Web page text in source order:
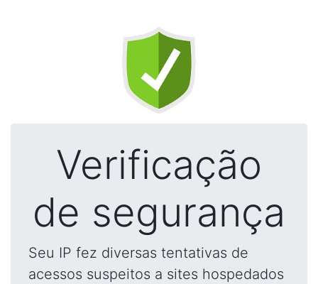
Verificação
de segurança
Seu IP fez diversas tentativas de
acessos suspeitos a sites hospedados